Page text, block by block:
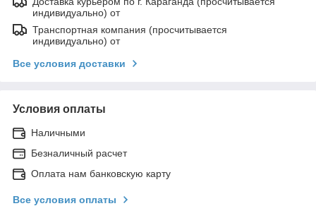
индивидуально) от
Транспортная компания (просчитывается
индивидуально) от
Все условия доставки
Условия оплаты
Наличными
Безналичный расчет
Оплата нам банковскую карту
Все условия оплаты